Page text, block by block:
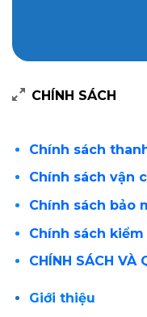
CHÍNH SÁCH
Chính sách
Chính sách vận
Chính sách bảo
Chính sách
CHÍNH SÁCH VÀ
Giới thiệu